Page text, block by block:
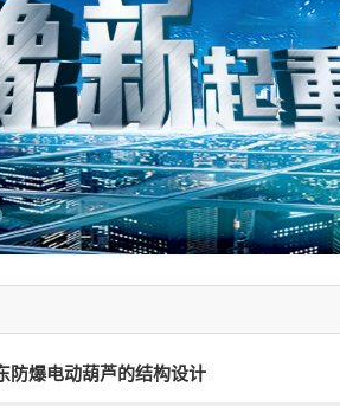
防爆电动葫芦的结构设计